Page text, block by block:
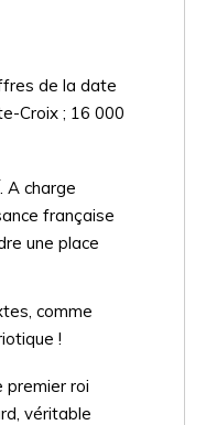
de la date
Croix ; 16 000
. A charge
française
une place
comme
!
premier roi
véritable